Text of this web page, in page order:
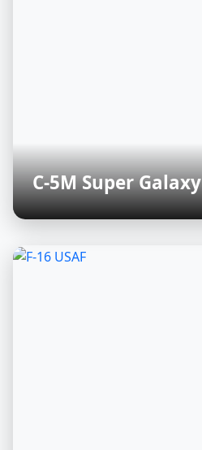
C-5M Super Galaxy